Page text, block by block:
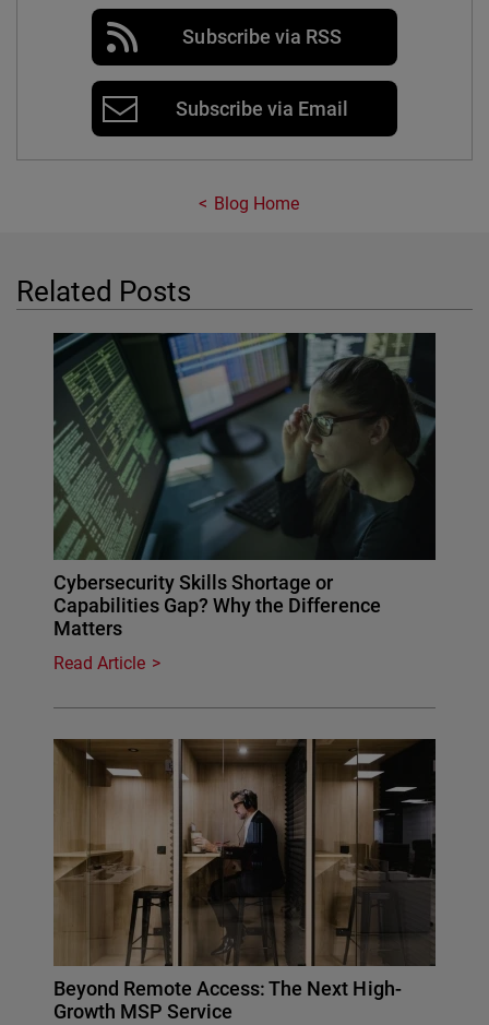
Subscribe via RSS
Subscribe via Email
Blog Home
Related Posts
Cybersecurity Skills Shortage or
Capabilities Gap? Why the Difference
Matters
Read Article
Beyond Remote Access: The Next High-
Growth MSP Service